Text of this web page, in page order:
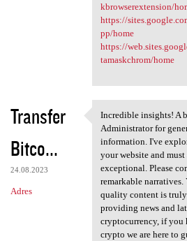
kbrowserextension/
https://
pp/home
https://
tamaskchrom/home
Transfer
Bitco...
24.08.2023
Adres
Incredible
Incredible insights! A
Administrator for
information. I've
your website and
exceptional. Please
remarkable
quality content is truly
providing news and
cryptocurrency, if you
crypto we are here to